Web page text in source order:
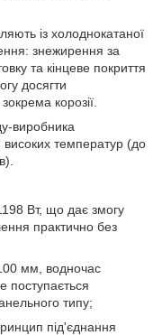
із холоднокатаної
знежирення за
та кінцеве покриття
досягти
корозії.
виробника
високих температур (до
Вт, що дає змогу
практично без
мм, водночас
поступається
типу;
під'єднання